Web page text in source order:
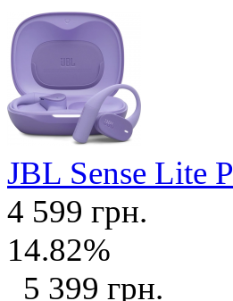
JBL Sense Lite
4 599 грн.
14.82%
5 399 грн.